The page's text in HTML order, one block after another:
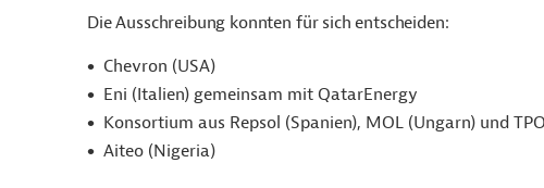
Die Ausschreibung konnten für sich entscheiden:
Chevron (USA)
Eni (Italien) gemeinsam mit QatarEnergy
Konsortium aus Repsol (Spanien), MOL (Ungarn) und
Aiteo (Nigeria)